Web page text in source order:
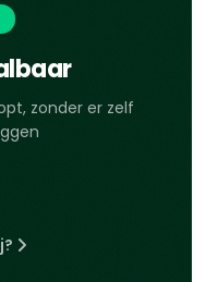
zonder er zelf